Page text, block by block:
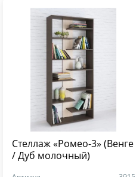
Стеллаж «Ромео-3» (Венге
/ Дуб молочный)